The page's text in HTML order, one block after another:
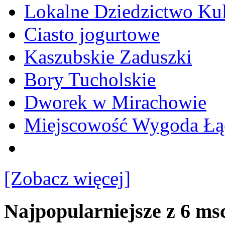
Lokalne Dziedzictwo
Ciasto jogurtowe
Kaszubskie Zaduszki
Bory Tucholskie
Dworek w Mirachowie
Miejscowość Wygoda
[Zobacz więcej]
Najpopularniejsze z 6